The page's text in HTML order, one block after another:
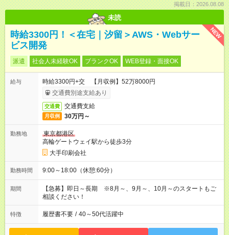
掲載日：2026.08.08
未読
NEW
時給3300円！＜在宅｜汐留＞AWS・Webサー
ビス開発
派遣 社会人未経験OK ブランクOK WEB登録・面接OK
給与
時給3300円+交 【月収例】52万8000円
交通費別途支給あり
交通費 交通費支給
月収例 30万円～
勤務地
東京都港区
高輪ゲートウェイ駅から徒歩3分
大手印刷会社
勤務時間 9:00～18:00（休憩:60分）
期間
【急募】即日～長期 ※8月～、9月～、10月～のスタートもご
相談ください！
特徴 履歴書不要 / 40～50代活躍中